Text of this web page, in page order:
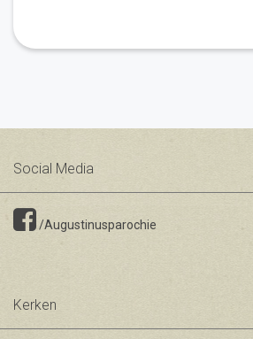
Social Media
/Augustinusparochie
Kerken